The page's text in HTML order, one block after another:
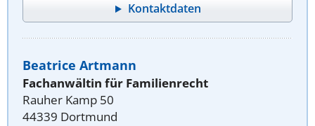
Kontaktdaten
Beatrice Artmann
Fachanwältin für Familienrecht
Rauher Kamp 50
44339 Dortmund